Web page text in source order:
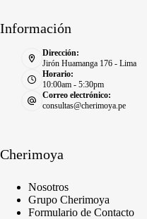
Información
Dirección:
Jirón Huamanga 176 - Lima
Horario:
10:00am - 5:30pm
Correo electrónico:
consultas@cherimoya.pe
Cherimoya
Nosotros
Grupo Cherimoya
Formulario de Contacto